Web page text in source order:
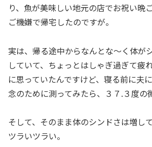
り、魚が美味しい地元の店でお祝い晩
ご機嫌で帰宅したのですが。
実は、帰る途中からなんとな～く体が
していて、ちょっとはしゃぎ過ぎて疲
に思っていたんですけど、寝る前に夫
念のために測ってみたら、３７.３度の
そして、そのまま体のシンドさは増し
ツラいツラい。